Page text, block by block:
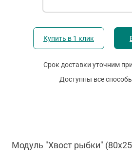
Купить в 1 клик
Срок доставки уточним
Доступны все
Модуль "Хвост рыбки"